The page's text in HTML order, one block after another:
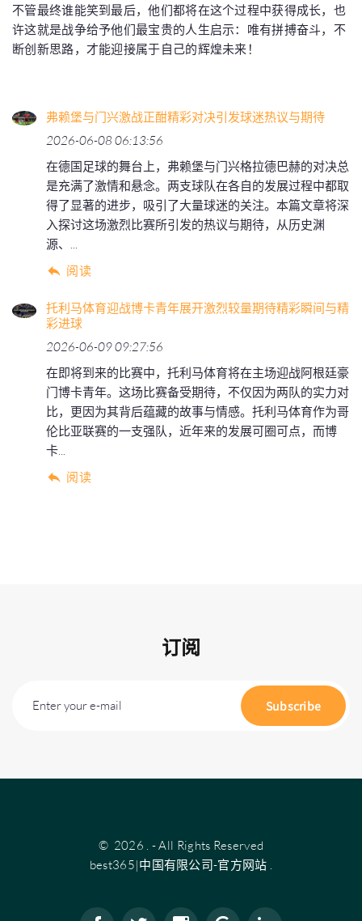
不管最终谁能笑到最后，他们都将在这个过程中获得成长，也
许这就是战争给予他们最宝贵的人生启示：唯有拼搏奋斗，不
断创新思路，才能迎接属于自己的辉煌未来！
弗赖堡与门兴激战正酣精彩对决引发球迷热议与期待
2026-06-08 06:13:56
在德国足球的舞台上，弗赖堡与门兴格拉德巴赫的对决总
是充满了激情和悬念。两支球队在各自的发展过程中都取
得了显著的进步，吸引了大量球迷的关注。本篇文章将深
入探讨这场激烈比赛所引发的热议与期待，从历史渊
源、...
阅读
托利马体育迎战博卡青年展开激烈较量期待精彩瞬间与精
彩进球
2026-06-09 09:27:56
在即将到来的比赛中，托利马体育将在主场迎战阿根廷豪
门博卡青年。这场比赛备受期待，不仅因为两队的实力对
比，更因为其背后蕴藏的故事与情感。托利马体育作为哥
伦比亚联赛的一支强队，近年来的发展可圈可点，而博
卡...
阅读
订阅
Enter your e-mail Subscribe
© 2026 . - All Rights Reserved
best365|中国有限公司-官方网站 .